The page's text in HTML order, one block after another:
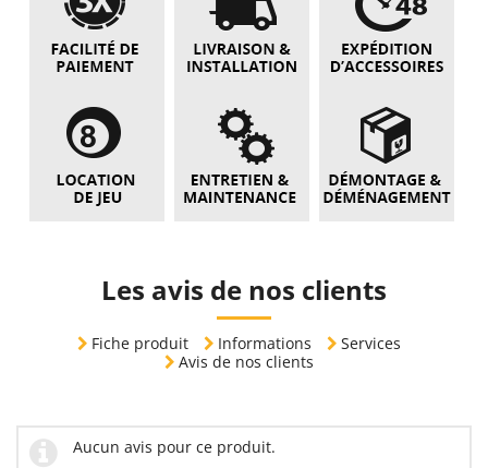
Les avis de nos clients
Fiche produit Informations
Services
Avis de nos clients
Aucun avis pour ce produit.